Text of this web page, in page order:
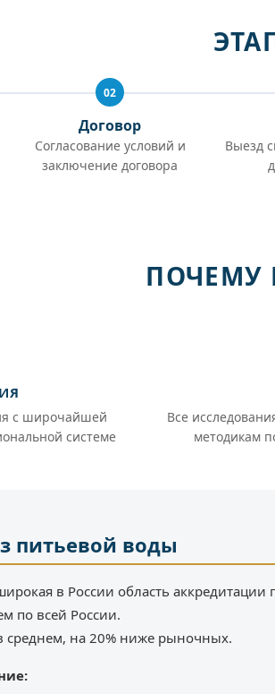
02
Договор
Согласование условий и
заключение договора
Выезд
ПОЧЕМУ
с широчайшей
системе
Все
методикам
питьевой воды
в России область аккредитации
по всей России.
на 20% ниже рыночных.